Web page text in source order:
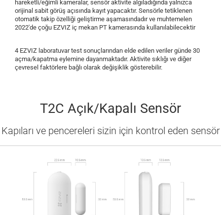
hareketli/eğimli kameralar, sensör aktivite algıladığında yalnızca
orijinal sabit görüş açısında kayıt yapacaktır. Sensörle tetiklenen
otomatik takip özelliği geliştirme aşamasındadır ve muhtemelen
2022'de çoğu EZVIZ iç mekan PT kamerasında kullanılabilecektir
4 EZVIZ laboratuvar test sonuçlarından elde edilen veriler günde 30
açma/kapatma eylemine dayanmaktadır. Aktivite sıklığı ve diğer
çevresel faktörlere bağlı olarak değişiklik gösterebilir.
T2C Açık/Kapalı Sensör
Kapıları ve pencereleri sizin için kontrol eden sensör